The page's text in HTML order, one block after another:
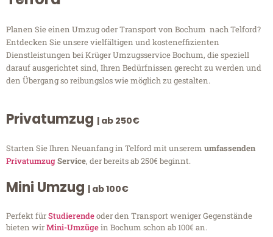
Planen Sie einen Umzug oder Transport von Bochum nach Telford?
Entdecken Sie unsere vielfältigen und kosteneffizienten
Dienstleistungen bei Krüger Umzugsservice Bochum, die speziell
darauf ausgerichtet sind, Ihren Bedürfnissen gerecht zu werden und
den Übergang so reibungslos wie möglich zu gestalten.
Privatumzug | ab 250€
Starten Sie Ihren Neuanfang in Telford mit unserem umfassenden
PrivatumzugService, der bereits ab 250€ beginnt.
Mini Umzug | ab 100€
Perfekt fürStudierendeoder den Transport weniger Gegenstände
bieten wirMini-Umzügein Bochum schon ab 100€ an.